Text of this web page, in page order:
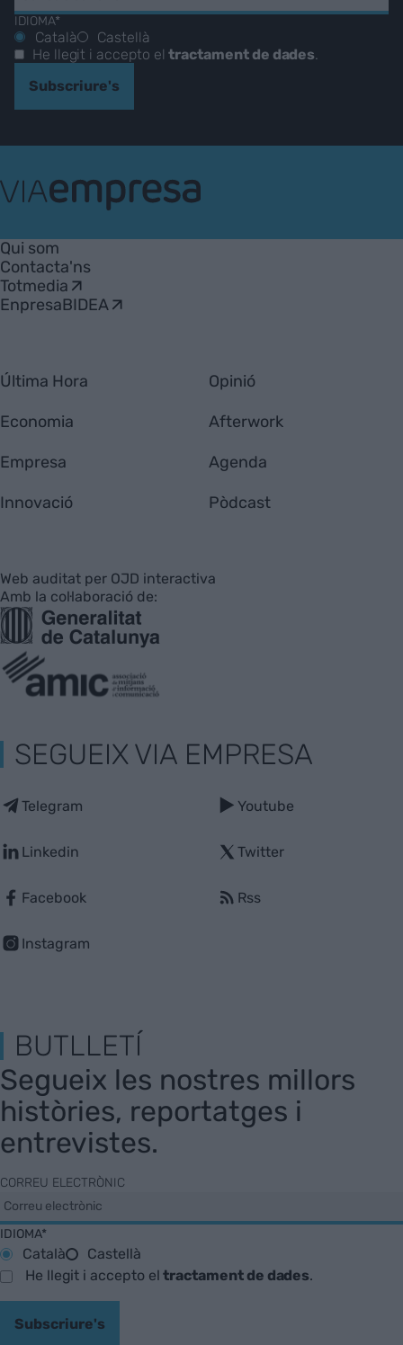
IDIOMA*
Català
Castellà
He llegit i accepto eltractament de dades
Subscriure's
Empresa
Qui som
Contacta'ns
Totmedia
EnpresaBIDEA
Última Hora
Economia
Empresa
Innovació
Opinió
Afterwork
Agenda
Pòdcast
Web auditat per OJD interactiva
Amb la col·laboració de:
SEGUEIX VIA EMPRESA
Telegram
Linkedin
Facebook
Instagram
Youtube
Twitter
Rss
BUTLLETÍ
Segueix les nostres millors
històries, reportatges i
entrevistes.
CORREU ELECTRÒNIC
IDIOMA*
Català
Castellà
He llegit i accepto eltractament de dades.
Subscriure's